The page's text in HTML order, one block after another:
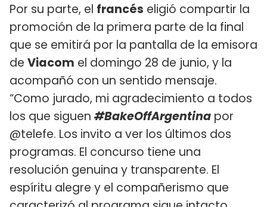
Por su parte, el francés eligió compartir la
promoción de la primera parte de la final
que se emitirá por la pantalla de la emisora
de Viacom el domingo 28 de junio, y la
acompañó con un sentido mensaje.
“Como jurado, mi agradecimiento a todos
los que siguen #BakeOffArgentina por
@telefe. Los invito a ver los últimos dos
programas. El concurso tiene una
resolución genuina y transparente. El
espíritu alegre y el compañerismo que